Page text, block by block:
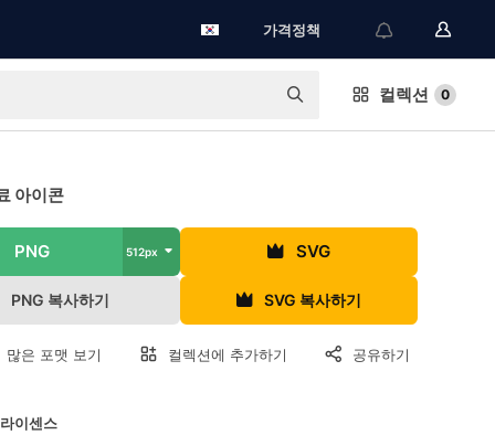
가격정책
컬렉션 0
아이콘
PNG 512px SVG
PNG 복사하기 SVG 복사하기
많은 포맷 보기 컬렉션에 추가하기 공유하기
이센스